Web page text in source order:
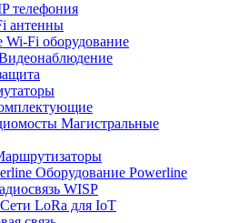
телефония
антенны
Wi-Fi оборудование
Магистральные
Оборудование Powerline
WISP
Сети LoRa для IoT